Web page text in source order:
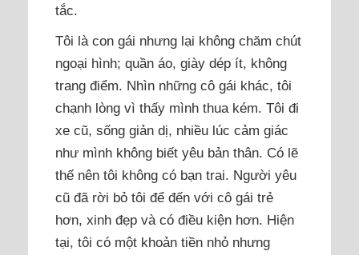
tắc.
Tôi là con gái nhưng lại không chăm chút
ngoại hình; quần áo, giày dép ít, không
trang điểm. Nhìn những cô gái khác, tôi
chạnh lòng vì thấy mình thua kém. Tôi đi
xe cũ, sống giản dị, nhiều lúc cảm giác
như mình không biết yêu bản thân. Có lẽ
thế nên tôi không có bạn trai. Người yêu
cũ đã rời bỏ tôi để đến với cô gái trẻ
hơn, xinh đẹp và có điều kiện hơn. Hiện
tại, tôi có một khoản tiền nhỏ nhưng